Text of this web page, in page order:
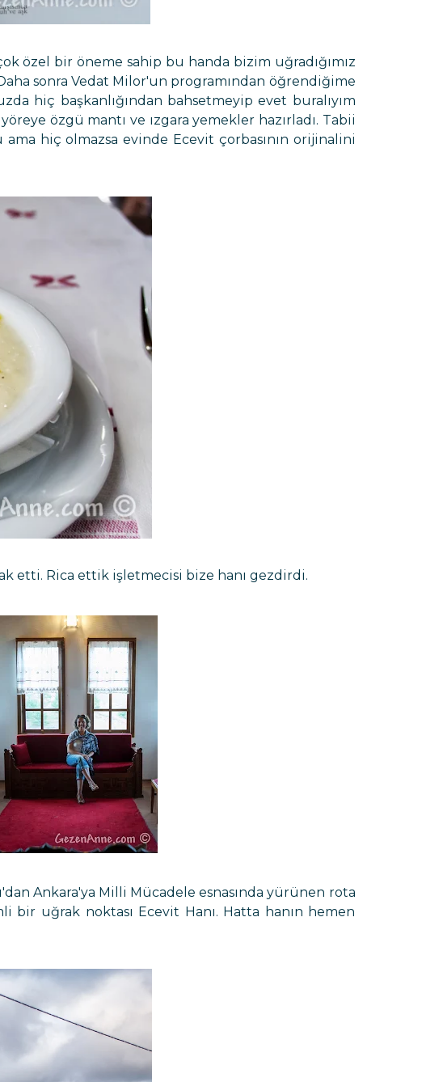
özel bir öneme sahip bu handa bizim uğradığımız
sonra Vedat Milor'un programından öğrendiğime
hiç başkanlığından bahsetmeyip evet buralıyım
özgü mantı ve ızgara yemekler hazırladı. Tabii
hiç olmazsa evinde Ecevit çorbasının orijinalini
etti. Rica ettik işletmecisi bize hanı gezdirdi.
Ankara'ya Milli Mücadele esnasında yürünen rota
bir uğrak noktası Ecevit Hanı. Hatta hanın hemen